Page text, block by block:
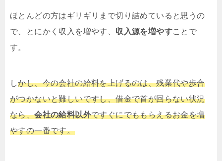
ほとんどの方はギリギリまで切り詰めていると思うの
で、とにかく収入を増やす、 収入源を増やすことで
す。
しかし、今の会社の給料を上げるのは、残業代や歩合
がつかないと難しいですし、借金で首が回らない状況
なら、会社の給料以外ですぐにでももらえるお金を増
やすの一番です。